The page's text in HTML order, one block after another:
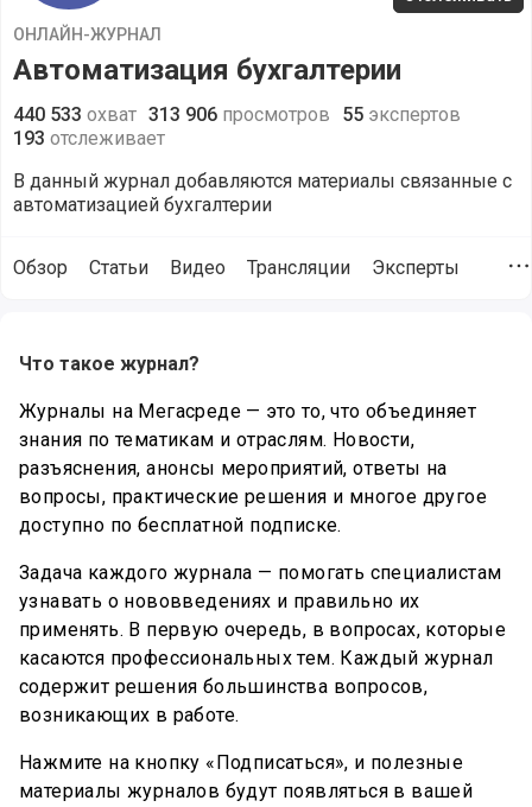
ОНЛАЙН-ЖУРНАЛ
Автоматизация бухгалтерии
440 533 охват 313 906 просмотров 55 экспертов
193 отслеживает
В данный журнал добавляются материалы связанные с
автоматизацией бухгалтерии
Обзор Статьи Видео Трансляции Эксперты
Что такое журнал?
Журналы на Мегасреде — это то, что объединяет
знания по тематикам и отраслям. Новости,
разъяснения, анонсы мероприятий, ответы на
вопросы, практические решения и многое другое
доступно по бесплатной подписке.
Задача каждого журнала — помогать специалистам
узнавать о нововведениях и правильно их
применять. В первую очередь, в вопросах, которые
касаются профессиональных тем. Каждый журнал
содержит решения большинства вопросов,
возникающих в работе.
Нажмите на кнопку «Подписаться», и полезные
материалы журналов будут появляться в вашей